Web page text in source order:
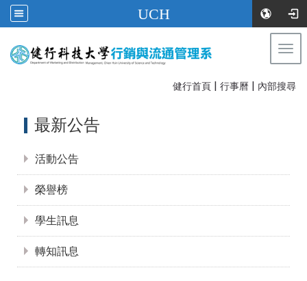
UCH
健行首頁 | 行事曆 | 內部搜尋
最新公告
活動公告
榮譽榜
學生訊息
轉知訊息